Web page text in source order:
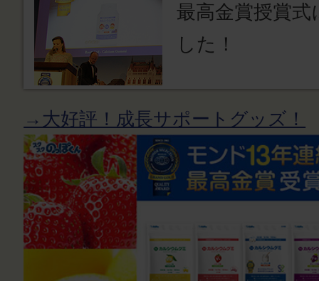
最高金賞授賞
した！
→大好評！成長サポートグッズ！